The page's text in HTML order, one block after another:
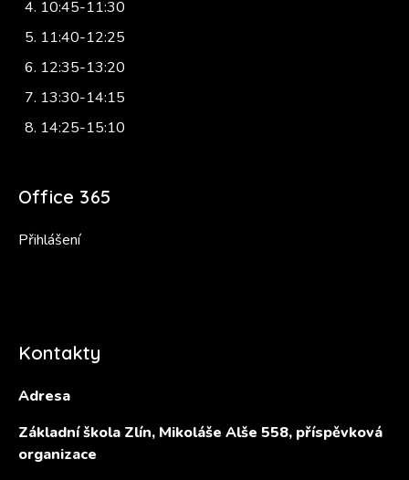
10:45-11:30
11:40-12:25
12:35-13:20
13:30-14:15
14:25-15:10
Office 365
Přihlášení
Kontakty
Adresa
Základní škola Zlín, Mikoláše Alše 558, příspěvková
organizace